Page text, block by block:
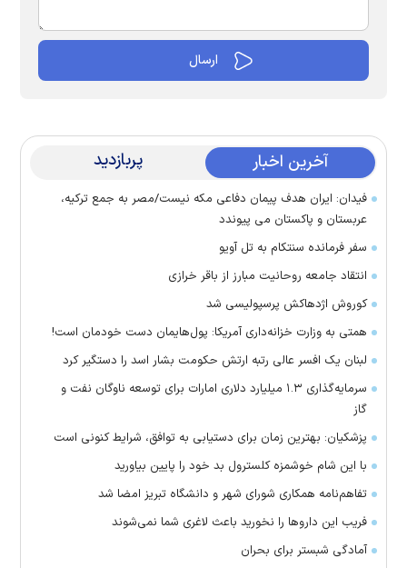
آخرین اخبار پربازدید
فیدان: ایران هدف پیمان دفاعی مکه نیست/مصر به جمع ترکیه،
عربستان و پاکستان می پیوندد
سفر فرمانده سنتکام به تل آویو
انتقاد جامعه روحانیت مبارز از باقر خرازی
کوروش اژدهاکش پرسپولیسی شد
همتی به وزارت خزانه‌داری آمریکا: پول‌هایمان دست خودمان است!
لبنان یک افسر عالی رتبه ارتش حکومت بشار اسد را دستگیر کرد
سرمایه‌گذاری ۱.۳ میلیارد دلاری امارات برای توسعه ناوگان نفت و
گاز
پزشکیان: بهترین زمان برای دستیابی به توافق، شرایط کنونی است
با این شام خوشمزه کلسترول بد خود را پایین بیاورید
تفاهم‌نامه همکاری شورای شهر و دانشگاه تبریز امضا شد
فریب این دارو‌ها را نخورید باعث لاغری شما نمی‌شوند
آمادگی شبستر برای بحران